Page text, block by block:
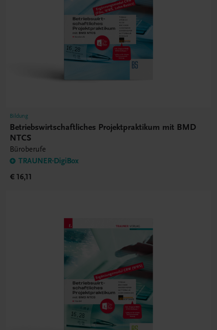
Bildung
Betriebswirtschaftliches Projektpraktikum mit BMD
NTCS
Büroberufe
TRAUNER-DigiBox
€ 16,11